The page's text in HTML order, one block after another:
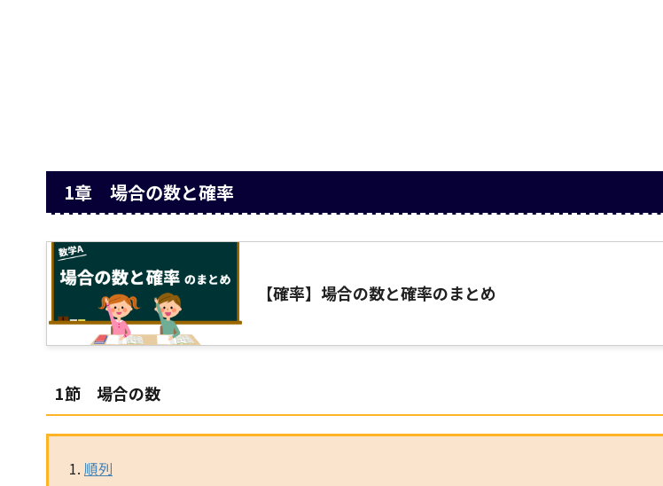
1章 場合の数と確率
【確率】場合の数と確率のまとめ
1節 場合の数
順列